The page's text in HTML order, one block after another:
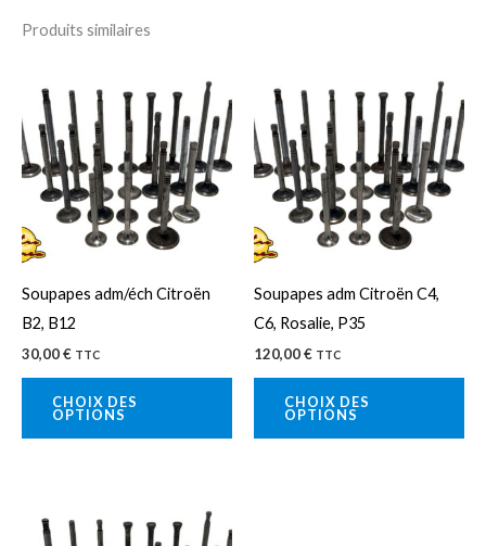
Produits similaires
Soupapes adm/éch Citroën
B2, B12
30,00€ TTC
CHOIX DES
OPTIONS
produit
a
plusieurs
variations.
options
être
choisies
Soupapes adm Citroën C4,
C6, Rosalie, P35
120,00€ TTC
CHOIX DES
OPTIONS
a
produit